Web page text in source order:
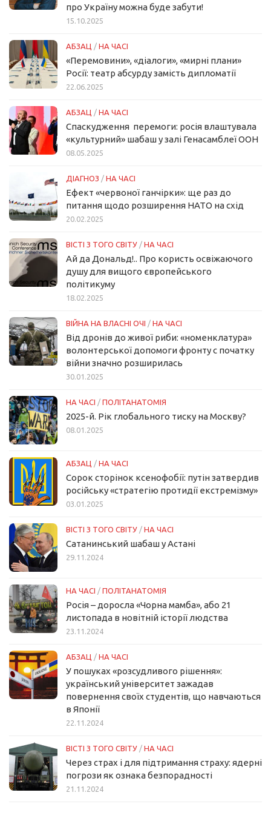
про Україну можна буде забути!
15.10.2025
АБЗАЦ / НА ЧАСІ
«Перемовини», «діалоги», «мирні плани»
Росії: театр абсурду замість дипломатії
22.06.2025
АБЗАЦ / НА ЧАСІ
Спаскудження перемоги: росія влаштувала
«культурний» шабаш у залі Генасамблеї ООН
08.05.2025
ДІАГНОЗ / НА ЧАСІ
Ефект «червоної ганчірки»: ще раз до
питання щодо розширення НАТО на схід
20.02.2025
ВІСТІ З ТОГО СВІТУ / НА ЧАСІ
Ай да Дональд!.. Про користь освіжаючого
душу для вищого європейського
політикуму
18.02.2025
ВІЙНА НА ВЛАСНІ ОЧІ / НА ЧАСІ
Від дронів до живої риби: «номенклатура»
волонтерської допомоги фронту с початку
війни значно розширилась
30.01.2025
НА ЧАСІ / ПОЛІТАНАТОМІЯ
2025-й. Рік глобального тиску на Москву?
08.01.2025
АБЗАЦ / НА ЧАСІ
Сорок сторінок ксенофобії: путін затвердив
російську «стратегію протидії екстремізму»
03.01.2025
ВІСТІ З ТОГО СВІТУ / НА ЧАСІ
Сатанинський шабаш у Астані
29.11.2024
НА ЧАСІ / ПОЛІТАНАТОМІЯ
Росія – доросла «Чорна мамба», або 21
листопада в новітній історії людства
23.11.2024
АБЗАЦ / НА ЧАСІ
У пошуках «розсудливого рішення»:
український університет зажадав
повернення своїх студентів, що навчаються
в Японії
22.11.2024
ВІСТІ З ТОГО СВІТУ / НА ЧАСІ
Через страх і для підтримання страху: ядерні
погрози як ознака безпорадності
21.11.2024